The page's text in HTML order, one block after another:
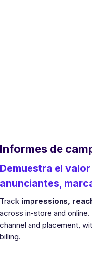
Informes de
Demuestra el
anunciantes,
Track impressions,
across in-store and
channel and placement,
billing.